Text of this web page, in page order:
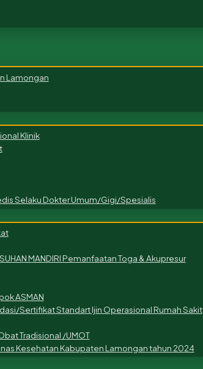
Lamongan
Klinik
Selaku Dokter Umum/Gigi/Spesialis
MANDIRI Pemanfaatan Toga & Akupresur
ASMAN
Sertifikat Standart Ijin Operasional Rumah Sakit
Tradisional /UMOT
Kesehatan Kabupaten Lamongan tahun 2024